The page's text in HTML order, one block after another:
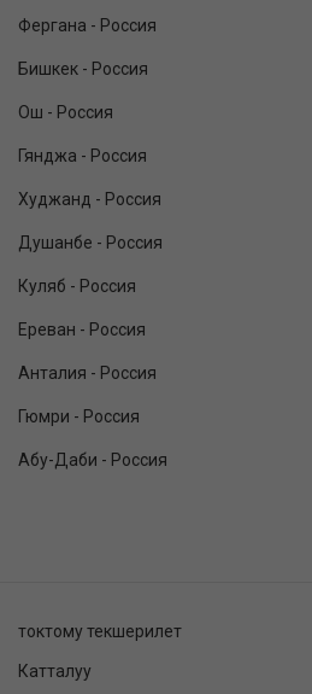
Фергана - Россия
Бишкек - Россия
Ош - Россия
Гянджа - Россия
Худжанд - Россия
Душанбе - Россия
Куляб - Россия
Ереван - Россия
Анталия - Россия
Гюмри - Россия
Абу-Даби - Россия
токтому текшерилет
Катталуу